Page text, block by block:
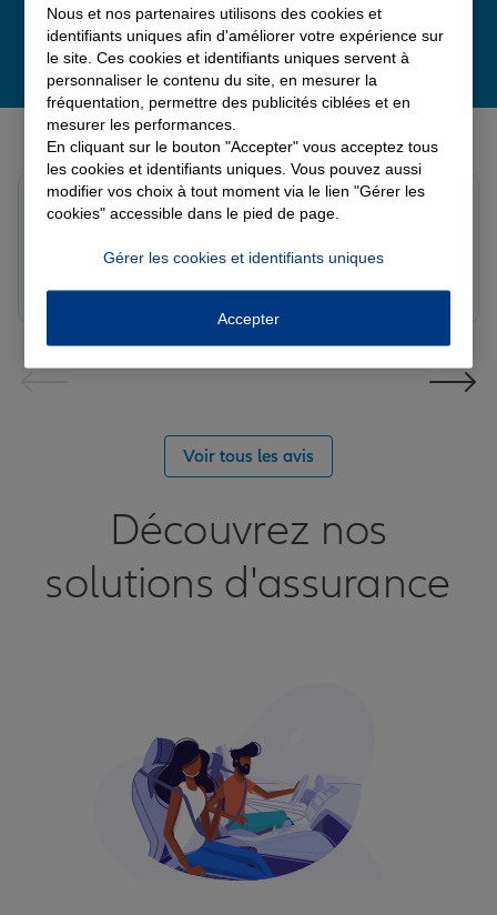
Derniers avis de nos agences Allianz
Note de 5 sur 5
Bon suivi de mon sinistre, merci
Louis M.
Voir tous les avis
Découvrez nos
solutions d'assurance
Nous et nos partenaires utilisons des cookies et
identifiants uniques afin d'améliorer votre expérience sur
le site. Ces cookies et identifiants uniques servent à
personnaliser le contenu du site, en mesurer la
fréquentation, permettre des publicités ciblées et en
mesurer les performances.
En cliquant sur le bouton "Accepter" vous acceptez tous
les cookies et identifiants uniques. Vous pouvez aussi
modifier vos choix à tout moment via le lien "Gérer les
cookies" accessible dans le pied de page.
Gérer les cookies et identifiants uniques
Accepter